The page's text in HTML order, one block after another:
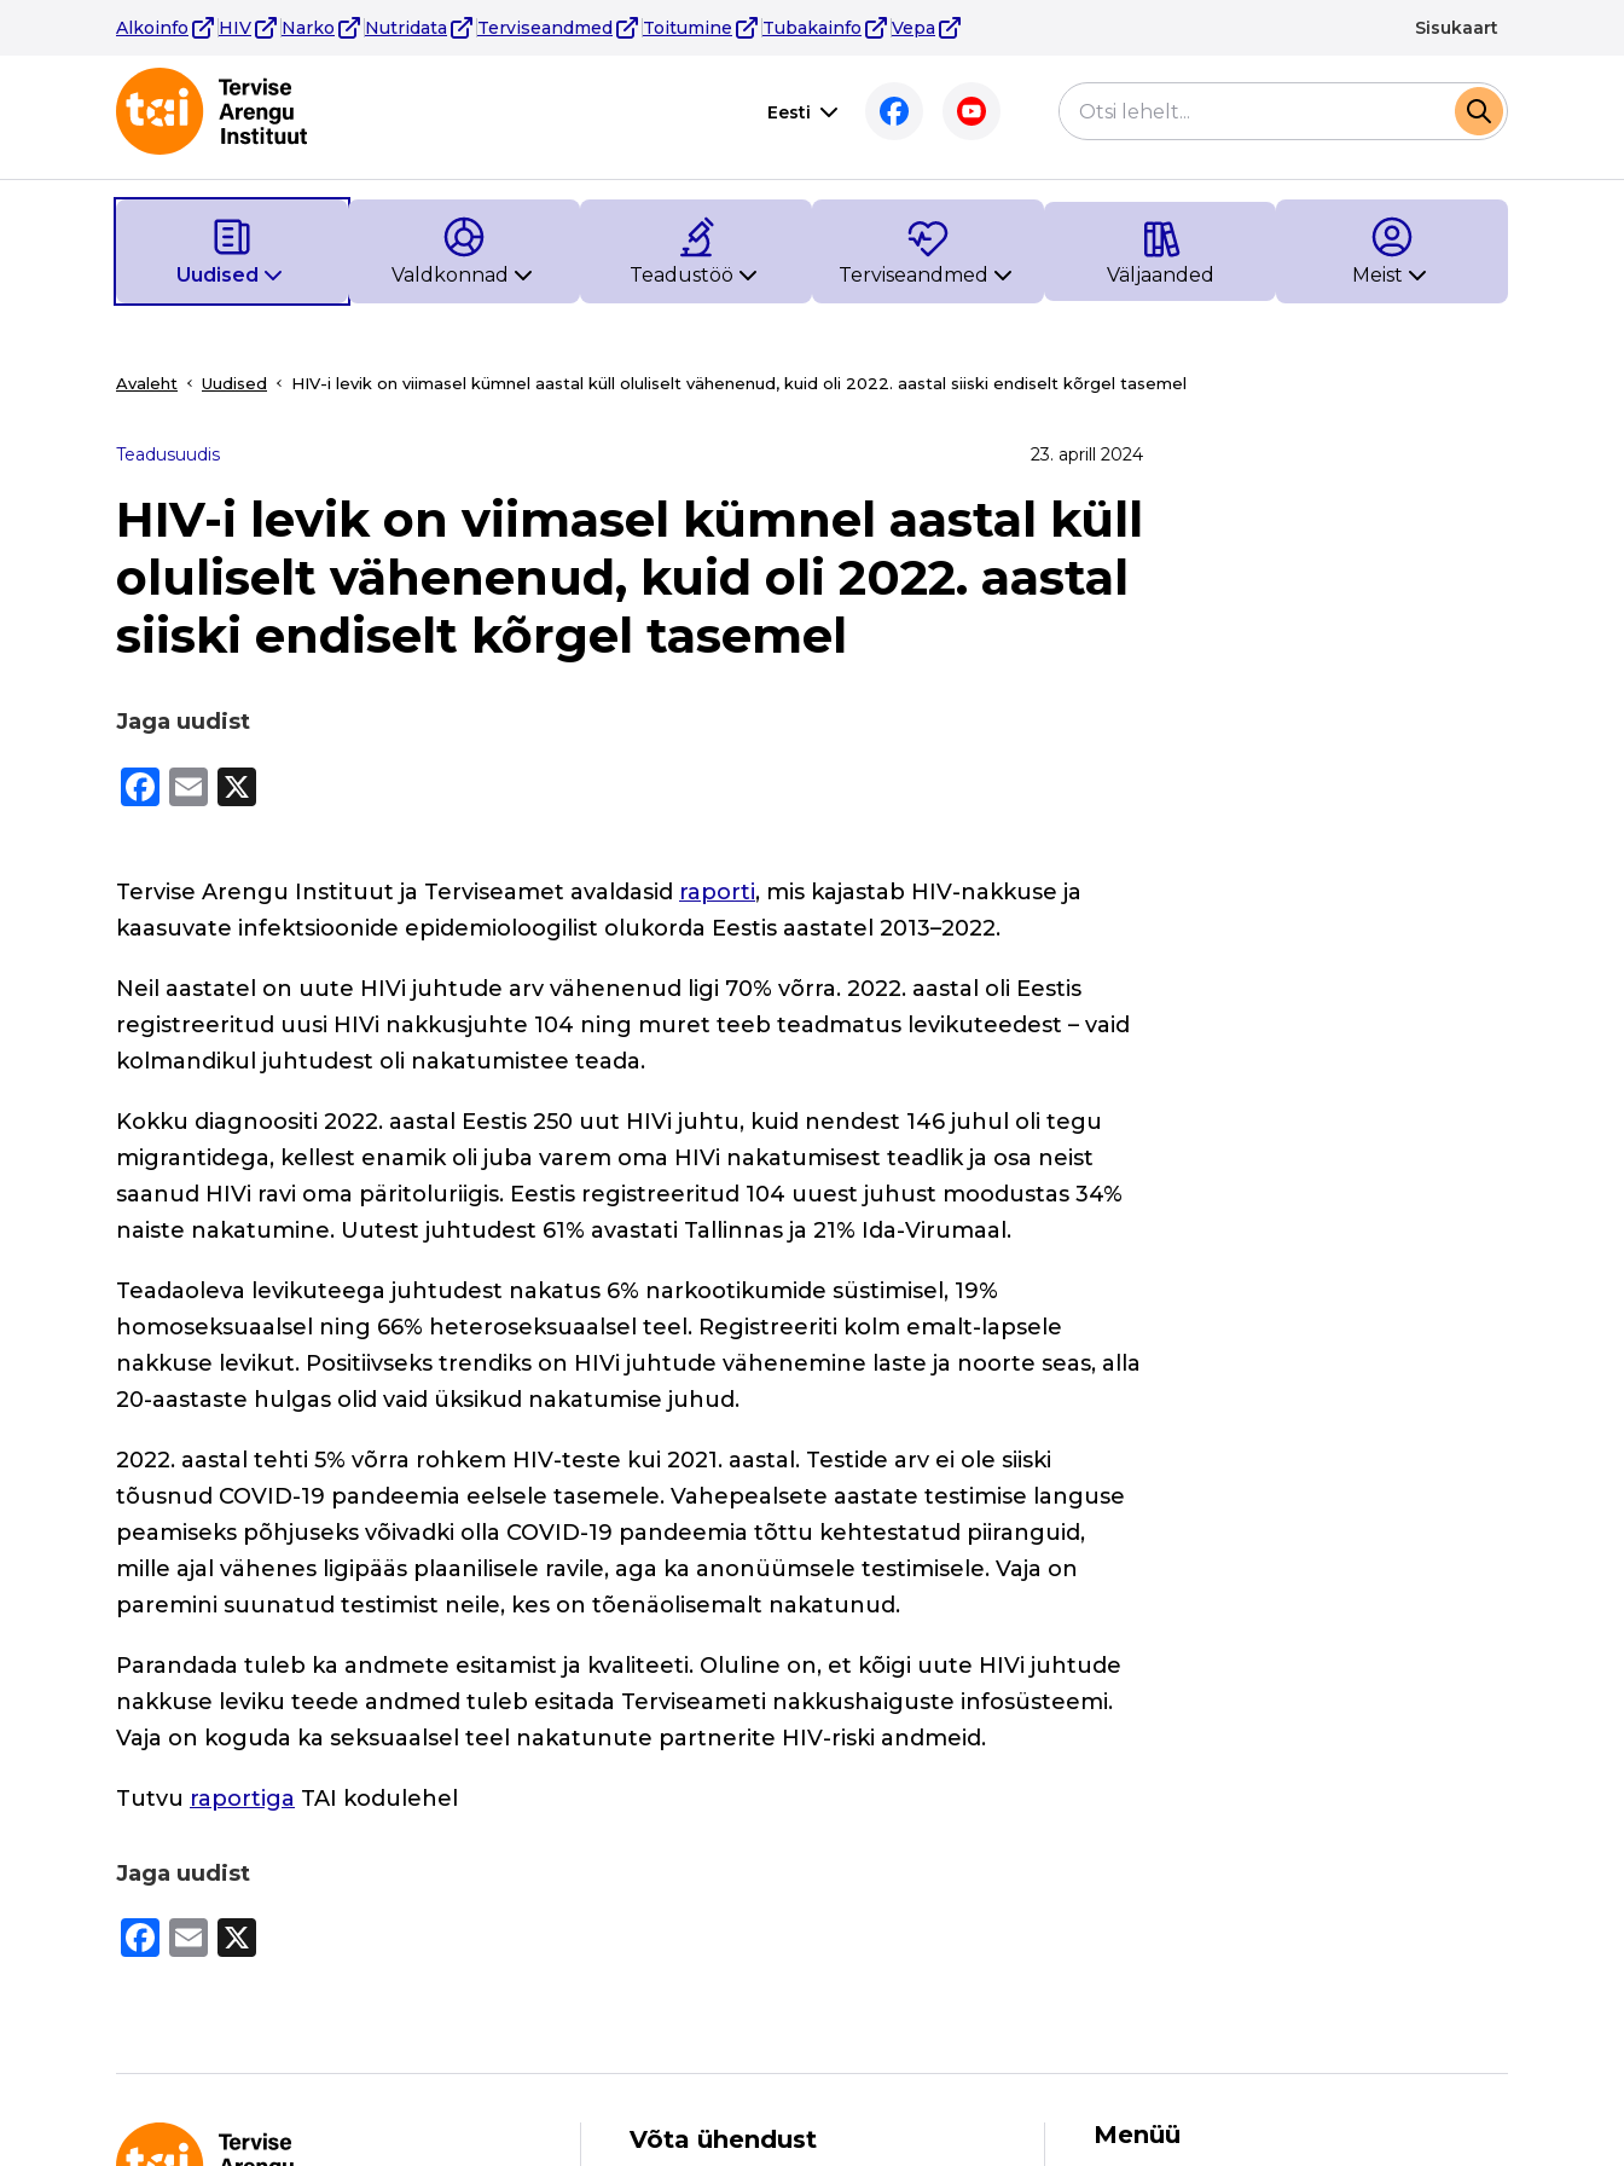
Alkoinfo HIV Narko Nutridata Terviseandmed Toitumine Tubakainfo Vepa Sisukaart
Eesti
Uudised Valdkonnad Teadustöö Terviseandmed Väljaanded Meist
Avaleht Uudised HIV-i levik on viimasel kümnel aastal küll oluliselt vähenenud, kuid oli 2022. aastal siiski endiselt kõrgel tasemel
Teadusuudis 23. aprill 2024
HIV-i levik on viimasel kümnel aastal küll
oluliselt vähenenud, kuid oli 2022. aastal
siiski endiselt kõrgel tasemel
Jaga uudist
F
a
e
b
o
o
k
E
m
l
Tervise Arengu Instituut ja Terviseamet avaldasid raporti, mis kajastab HIV-nakkuse ja
kaasuvate infektsioonide epidemioloogilist olukorda Eestis aastatel 2013–2022.
Neil aastatel on uute HIVi juhtude arv vähenenud ligi 70% võrra. 2022. aastal oli Eestis
registreeritud uusi HIVi nakkusjuhte 104 ning muret teeb teadmatus levikuteedest – vaid
kolmandikul juhtudest oli nakatumistee teada.
Kokku diagnoositi 2022. aastal Eestis 250 uut HIVi juhtu, kuid nendest 146 juhul oli tegu
migrantidega, kellest enamik oli juba varem oma HIVi nakatumisest teadlik ja osa neist
saanud HIVi ravi oma päritoluriigis. Eestis registreeritud 104 uuest juhust moodustas 34%
naiste nakatumine. Uutest juhtudest 61% avastati Tallinnas ja 21% Ida-Virumaal.
Teadaoleva levikuteega juhtudest nakatus 6% narkootikumide süstimisel, 19%
homoseksuaalsel ning 66% heteroseksuaalsel teel. Registreeriti kolm emalt-lapsele
nakkuse levikut. Positiivseks trendiks on HIVi juhtude vähenemine laste ja noorte seas, alla
20-aastaste hulgas olid vaid üksikud nakatumise juhud.
2022. aastal tehti 5% võrra rohkem HIV-teste kui 2021. aastal. Testide arv ei ole siiski
tõusnud COVID-19 pandeemia eelsele tasemele. Vahepealsete aastate testimise languse
peamiseks põhjuseks võivadki olla COVID-19 pandeemia tõttu kehtestatud piiranguid,
mille ajal vähenes ligipääs plaanilisele ravile, aga ka anonüümsele testimisele. Vaja on
paremini suunatud testimist neile, kes on tõenäolisemalt nakatunud.
Parandada tuleb ka andmete esitamist ja kvaliteeti. Oluline on, et kõigi uute HIVi juhtude
nakkuse leviku teede andmed tuleb esitada Terviseameti nakkushaiguste infosüsteemi.
Vaja on koguda ka seksuaalsel teel nakatunute partnerite HIV-riski andmeid.
Tutvu raportiga TAI kodulehel
Jaga uudist
F
a
b
o
E
m
Võta ühendust Menüü